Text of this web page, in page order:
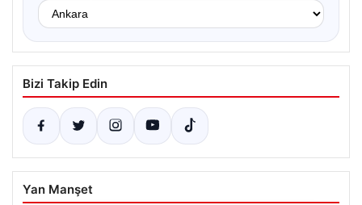
Bizi Takip Edin
Yan Manşet